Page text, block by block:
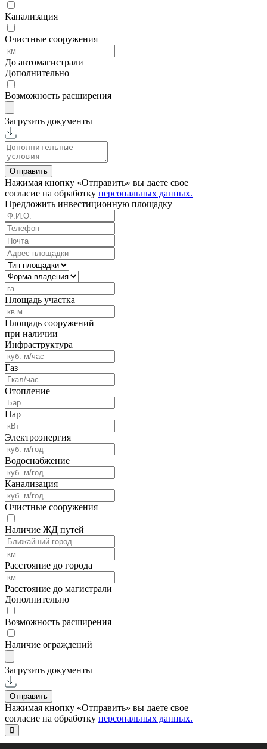
Канализация
Очистные сооружения
До автомагистрали
Дополнительно
Возможность расширения
Загрузить документы
Отправить
Нажимая кнопку «Отправить» вы даете свое
согласие на обработку персональных данных.
Предложить инвестиционную площадку
Площадь участка
Площадь сооружений
при наличии
Инфраструктура
Газ
Отопление
Пар
Электроэнергия
Водоснабжение
Канализация
Очистные сооружения
Наличие ЖД путей
Расстояние до города
Расстояние до магистрали
Дополнительно
Возможность расширения
Наличие ограждений
Загрузить документы
Отправить
Нажимая кнопку «Отправить» вы даете свое
согласие на обработку персональных данных.